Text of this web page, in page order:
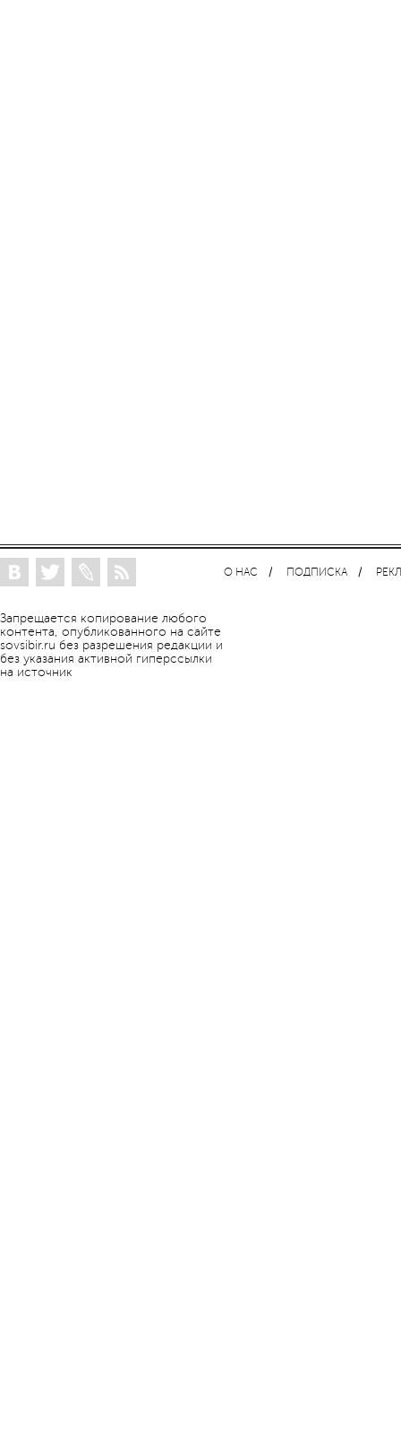
Запрещается копирование любого
контента, опубликованного на сайте
sovsibir.ru без разрешения редакции и
без указания активной гиперссылки
на источник
О НАС ПОДПИСКА